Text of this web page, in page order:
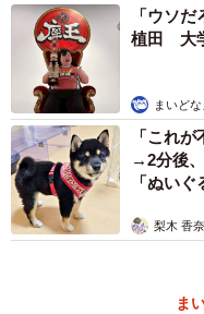
「ウソ
植田 大
まいど
「これ
→2分後
「ぬいぐ
梨木 香奈
ま